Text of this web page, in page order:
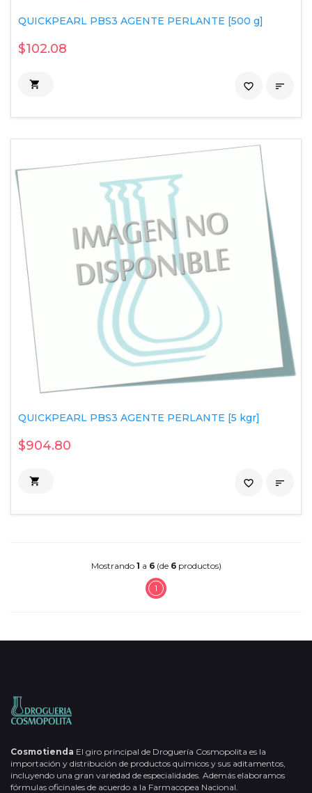
QUICKPEARL PBS3 AGENTE PERLANTE [500 g]
$102.08
 
favorite_border
QUICKPEARL PBS3 AGENTE PERLANTE [5 kgr]
$904.80
 
favorite_border
Mostrando 1 a 6(de 6productos)
1
Cosmotienda El giro principal de Droguería Cosmopolita es la
importación y distribución de productos químicos y sus aditamentos,
incluyendo una gran variedad de especialidades. Además elaboramos
fórmulas oficinales de acuerdo a la Farmacopea Nacional.